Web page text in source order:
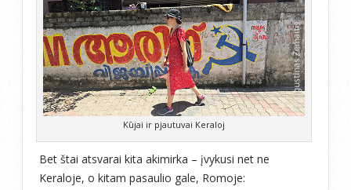
Kūjai ir pjautuvai Keraloj
Bet štai atsvarai kita akimirka – įvykusi net ne
Keraloje, o kitam pasaulio gale, Romoje: